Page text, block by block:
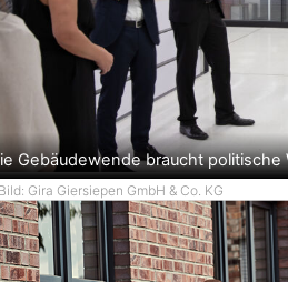
Gebäudewende braucht politische
Gira Giersiepen GmbH & Co. KG